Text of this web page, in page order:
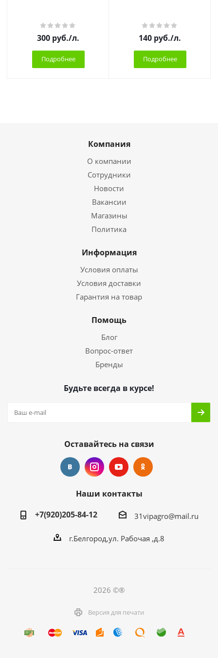
300 руб./л.
Подробнее
140 руб./л.
Подробнее
Компания
О компании
Сотрудники
Новости
Вакансии
Магазины
Политика
Информация
Условия оплаты
Условия доставки
Гарантия на товар
Помощь
Блог
Вопрос-ответ
Бренды
Будьте всегда в курсе!
Оставайтесь на связи
Наши контакты
+7(920)205-84-12
31vipagro@mail.ru
г.Белгород,ул. Рабочая ,д.8
2026 ©®
Версия для печати